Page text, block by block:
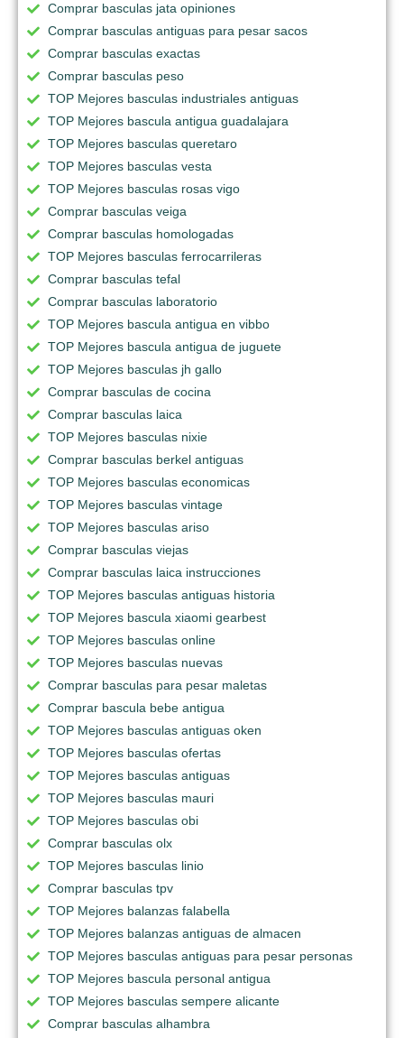
Comprar basculas jata opiniones
Comprar basculas antiguas para pesar sacos
Comprar basculas exactas
Comprar basculas peso
TOP Mejores basculas industriales antiguas
TOP Mejores bascula antigua guadalajara
TOP Mejores basculas queretaro
TOP Mejores basculas vesta
TOP Mejores basculas rosas vigo
Comprar basculas veiga
Comprar basculas homologadas
TOP Mejores basculas ferrocarrileras
Comprar basculas tefal
Comprar basculas laboratorio
TOP Mejores bascula antigua en vibbo
TOP Mejores bascula antigua de juguete
TOP Mejores basculas jh gallo
Comprar basculas de cocina
Comprar basculas laica
TOP Mejores basculas nixie
Comprar basculas berkel antiguas
TOP Mejores basculas economicas
TOP Mejores basculas vintage
TOP Mejores basculas ariso
Comprar basculas viejas
Comprar basculas laica instrucciones
TOP Mejores basculas antiguas historia
TOP Mejores bascula xiaomi gearbest
TOP Mejores basculas online
TOP Mejores basculas nuevas
Comprar basculas para pesar maletas
Comprar bascula bebe antigua
TOP Mejores basculas antiguas oken
TOP Mejores basculas ofertas
TOP Mejores basculas antiguas
TOP Mejores basculas mauri
TOP Mejores basculas obi
Comprar basculas olx
TOP Mejores basculas linio
Comprar basculas tpv
TOP Mejores balanzas falabella
TOP Mejores balanzas antiguas de almacen
TOP Mejores basculas antiguas para pesar personas
TOP Mejores bascula personal antigua
TOP Mejores basculas sempere alicante
Comprar basculas alhambra